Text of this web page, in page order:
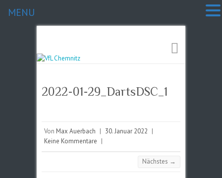
2022-01-29_DartsDSC_1
Von Max Auerbach | 30. Januar 2022 |
Keine Kommentare |
Nächstes →
MENU